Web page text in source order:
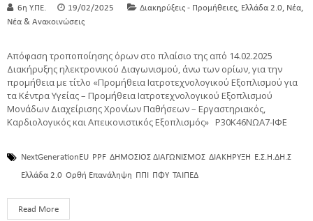
6η Υ.ΠΕ. 19/02/2025 Διακηρύξεις - Προμήθειες, Ελλάδα 2.0, Νέα,
Νέα & Ανακοινώσεις
Απόφαση τροποποίησης όρων στο πλαίσιο της από 14.02.2025
Διακήρυξης ηλεκτρονικού Διαγωνισμού, άνω των ορίων, για την
προμήθεια με τίτλο «Προμήθεια Ιατροτεχνολογικού Εξοπλισμού για
τα Κέντρα Υγείας – Προμήθεια Ιατροτεχνολογικού Εξοπλισμού
Μονάδων Διαχείρισης Χρονίων Παθήσεων – Εργαστηριακός,
Καρδιολογικός και Απεικονιστικός Εξοπλισμός» Ρ30Κ46ΝΩΑ7-ΙΦΕ
NextGenerationEU PPF ΔΗΜΟΣΙΟΣ ΔΙΑΓΩΝΙΣΜΟΣ ΔΙΑΚΗΡΥΞΗ
Ε.Σ.Η.ΔΗ.Σ
Ελλάδα 2.0 Ορθή Επανάληψη ΠΠΙ ΠΦΥ ΤΑΙΠΕΔ
Read More